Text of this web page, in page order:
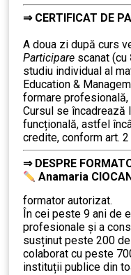
⇒CERTIFICAT DE
A doua zi după curs
Participare scanat (cu
studiu individual al
Education &
formare profesională,
Cursul se încadrează
funcțională, astfel
credite, conform art.
⇒ DESPRE
Anamaria
formator autorizat.
În cei peste 9 ani de
profesionale și a
susținut peste 200
colaborat cu peste
instituții publice din